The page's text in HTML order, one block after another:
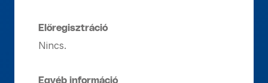
Előregisztráció
Nincs.
Egyéb információ